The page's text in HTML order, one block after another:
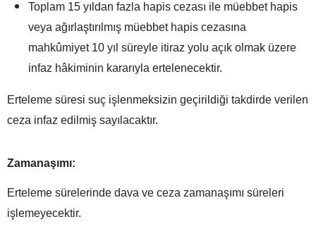
Toplam 15 yıldan fazla hapis cezası ile müebbet hapis
veya ağırlaştırılmış müebbet hapis cezasına
mahkûmiyet 10 yıl süreyle itiraz yolu açık olmak üzere
infaz hâkiminin kararıyla ertelenecektir.
Erteleme süresi suç işlenmeksizin geçirildiği takdirde verilen
ceza infaz edilmiş sayılacaktır.
Zamanaşımı:
Erteleme sürelerinde dava ve ceza zamanaşımı süreleri
işlemeyecektir.